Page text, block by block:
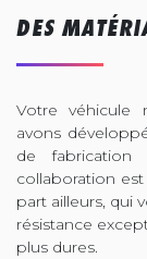
DES
Votre véhicule
avons
de
collaboration
part ailleurs, qui
résistance
plus dures.